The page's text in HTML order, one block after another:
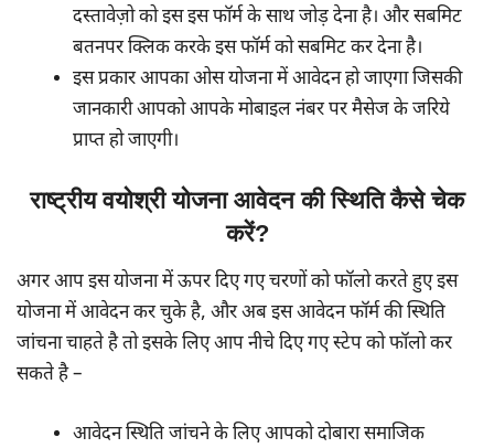
दस्तावेज़ो को इस इस फॉर्म के साथ जोड़ देना है। और सबमिट
बतनपर क्लिक करके इस फॉर्म को सबमिट कर देना है।
इस प्रकार आपका ओस योजना में आवेदन हो जाएगा जिसकी
जानकारी आपको आपके मोबाइल नंबर पर मैसेज के जरिये
प्राप्त हो जाएगी।
राष्ट्रीय वयोश्री योजना आवेदन की स्थिति कैसे चेक
करें?
अगर आप इस योजना में ऊपर दिए गए चरणों को फॉलो करते हुए इस
योजना में आवेदन कर चुके है, और अब इस आवेदन फॉर्म की स्थिति
जांचना चाहते है तो इसके लिए आप नीचे दिए गए स्टेप को फॉलो कर
सकते है –
आवेदन स्थिति जांचने के लिए आपको दोबारा समाजिक